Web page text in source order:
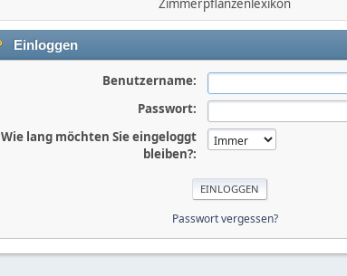
Zimmerpflanzenlexikon
Einloggen
Benutzername:
Passwort:
Wie lang möchten Sie eingeloggt
bleiben?:
Passwort vergessen?